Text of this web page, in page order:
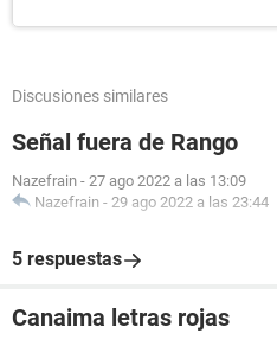
Discusiones similares
Señal fuera de Rango
Nazefrain - 27 ago 2022 a las 13:09
Nazefrain - 29 ago 2022 a las 23:44
5 respuestas
Canaima letras rojas